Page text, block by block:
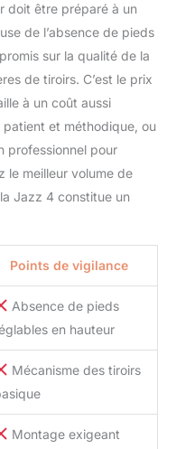
doit être préparé à un
de l’absence de pieds
sur la qualité de la
de tiroirs. C’est le prix
à un coût aussi
et méthodique, ou
professionnel pour
le meilleur volume de
Jazz 4 constitue un
Points de vigilance
Absence de pieds
en hauteur
Mécanisme des tiroirs
Montage exigeant